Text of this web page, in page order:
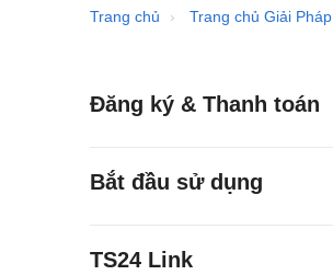
Trang chủ Trang chủ Giải Pháp
Đăng ký & Thanh toán
Bắt đầu sử dụng
TS24 Link